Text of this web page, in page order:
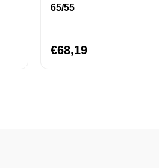
65/55
€68,19